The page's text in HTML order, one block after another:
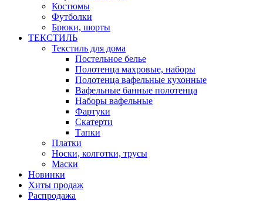
Костюмы
Футболки
Брюки, шорты
ТЕКСТИЛЬ
Текстиль для дома
Постельное белье
Полотенца махровые, наборы
Полотенца вафельные кухонные
Вафельные банные полотенца
Наборы вафельные
Фартуки
Скатерти
Тапки
Платки
Носки, колготки, трусы
Маски
Новинки
Хиты продаж
Распродажа